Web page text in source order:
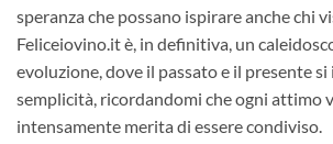
speranza che possano ispirare anche chi
Feliceiovino.it è, in definitiva, un
evoluzione, dove il passato e il presente
semplicità, ricordandomi che ogni attimo
intensamente merita di essere condiviso.